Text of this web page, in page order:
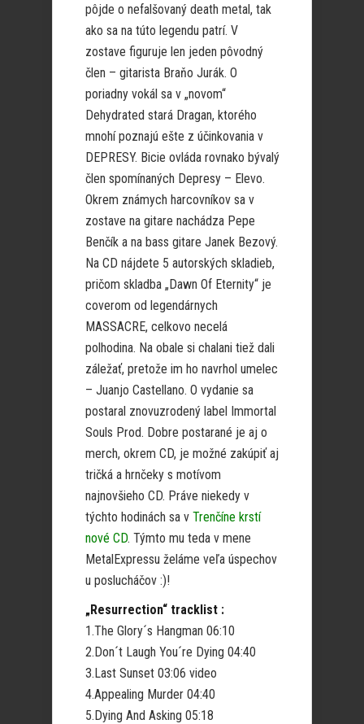
pôjde o nefalšovaný death metal, tak
ako sa na túto legendu patrí. V
zostave figuruje len jeden pôvodný
člen – gitarista Braňo Jurák. O
poriadny vokál sa v „novom“
Dehydrated stará Dragan, ktorého
mnohí poznajú ešte z účinkovania v
DEPRESY. Bicie ovláda rovnako bývalý
člen spomínaných Depresy – Elevo.
Okrem známych harcovníkov sa v
zostave na gitare nachádza Pepe
Benčík a na bass gitare Janek Bezový.
Na CD nájdete 5 autorských skladieb,
pričom skladba „Dawn Of Eternity“ je
coverom od legendárnych
MASSACRE, celkovo necelá
polhodina. Na obale si chalani tiež dali
záležať, pretože im ho navrhol umelec
– Juanjo Castellano. O vydanie sa
postaral znovuzrodený label Immortal
Souls Prod. Dobre postarané je aj o
merch, okrem CD, je možné zakúpiť aj
tričká a hrnčeky s motívom
najnovšieho CD. Práve niekedy v
týchto hodinách sa v Trenčíne krstí
nové CD. Týmto mu teda v mene
MetalExpressu želáme veľa úspechov
u poslucháčov :)!
„Resurrection“ tracklist :
1.The Glory´s Hangman 06:10
2.Don´t Laugh You´re Dying 04:40
3.Last Sunset 03:06 video
4.Appealing Murder 04:40
5.Dying And Asking 05:18